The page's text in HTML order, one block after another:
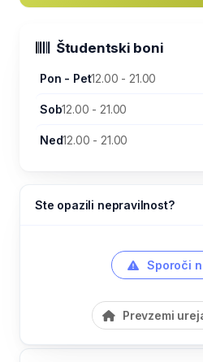
Študentski boni
Pon - Pet12.00 - 21.00
Sob12.00 - 21.00
Ned12.00 - 21.00
Ste opazili nepravilnost?
Sporoči
Prevzemi